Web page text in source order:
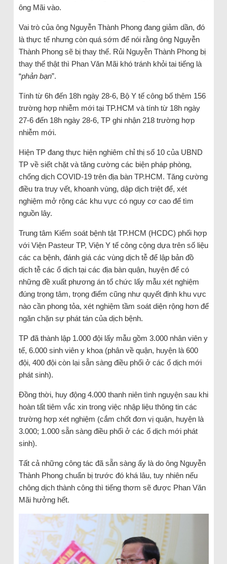
ông Mãi vào.
Vai trò của ông Nguyễn Thành Phong đang giảm dần, đó
là thực tế nhưng còn quá sớm để nói rằng ông Nguyễn
Thành Phong sẽ bị thay thế. Rủi Nguyễn Thành Phong bị
thay thế thật thì Phan Văn Mãi khó tránh khỏi tai tiếng là
“phản bạn”.
Tính từ 6h đến 18h ngày 28-6, Bộ Y tế công bố thêm 156
trường hợp nhiễm mới tại TP.HCM và tính từ 18h ngày
27-6 đến 18h ngày 28-6, TP ghi nhận 218 trường hợp
nhiễm mới.
Hiện TP đang thực hiện nghiêm chỉ thị số 10 của UBND
TP về siết chặt và tăng cường các biện pháp phòng,
chống dịch COVID-19 trên địa bàn TP.HCM. Tăng cường
điều tra truy vết, khoanh vùng, dập dịch triệt để, xét
nghiệm mở rộng các khu vực có nguy cơ cao để tìm
nguồn lây.
Trung tâm Kiểm soát bệnh tật TP.HCM (HCDC) phối hợp
với Viện Pasteur TP, Viện Y tế công cộng dựa trên số liệu
các ca bệnh, đánh giá các vùng dịch tễ để lập bản đồ
dịch tễ các ổ dịch tại các địa bàn quận, huyện để có
những đề xuất phương án tổ chức lấy mẫu xét nghiệm
đúng trọng tâm, trọng điểm cũng như quyết định khu vực
nào cần phong tỏa, xét nghiệm tầm soát diện rộng hơn để
ngăn chặn sự phát tán của dịch bệnh.
TP đã thành lập 1.000 đội lấy mẫu gồm 3.000 nhân viên y
tế, 6.000 sinh viên y khoa (phân về quận, huyện là 600
đội, 400 đội còn lại sẵn sàng điều phối ở các ổ dịch mới
phát sinh).
Đồng thời, huy động 4.000 thanh niên tình nguyện sau khi
hoàn tất tiêm vắc xin trong việc nhập liệu thông tin các
trường hợp xét nghiệm (cắm chốt đơn vị quận, huyện là
3.000; 1.000 sẵn sàng điều phối ở các ổ dịch mới phát
sinh).
Tất cả những công tác đã sẵn sàng ấy là do ông Nguyễn
Thành Phong chuẩn bị trước đó khá lâu, tuy nhiên nếu
chông dịch thành công thì tiếng thơm sẽ được Phan Văn
Mãi hưởng hết.